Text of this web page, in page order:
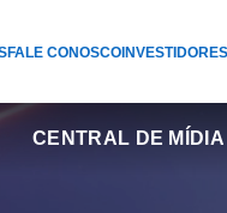
FALE CONOSCOINVESTIDORES
CENTRAL DE MÍDIA